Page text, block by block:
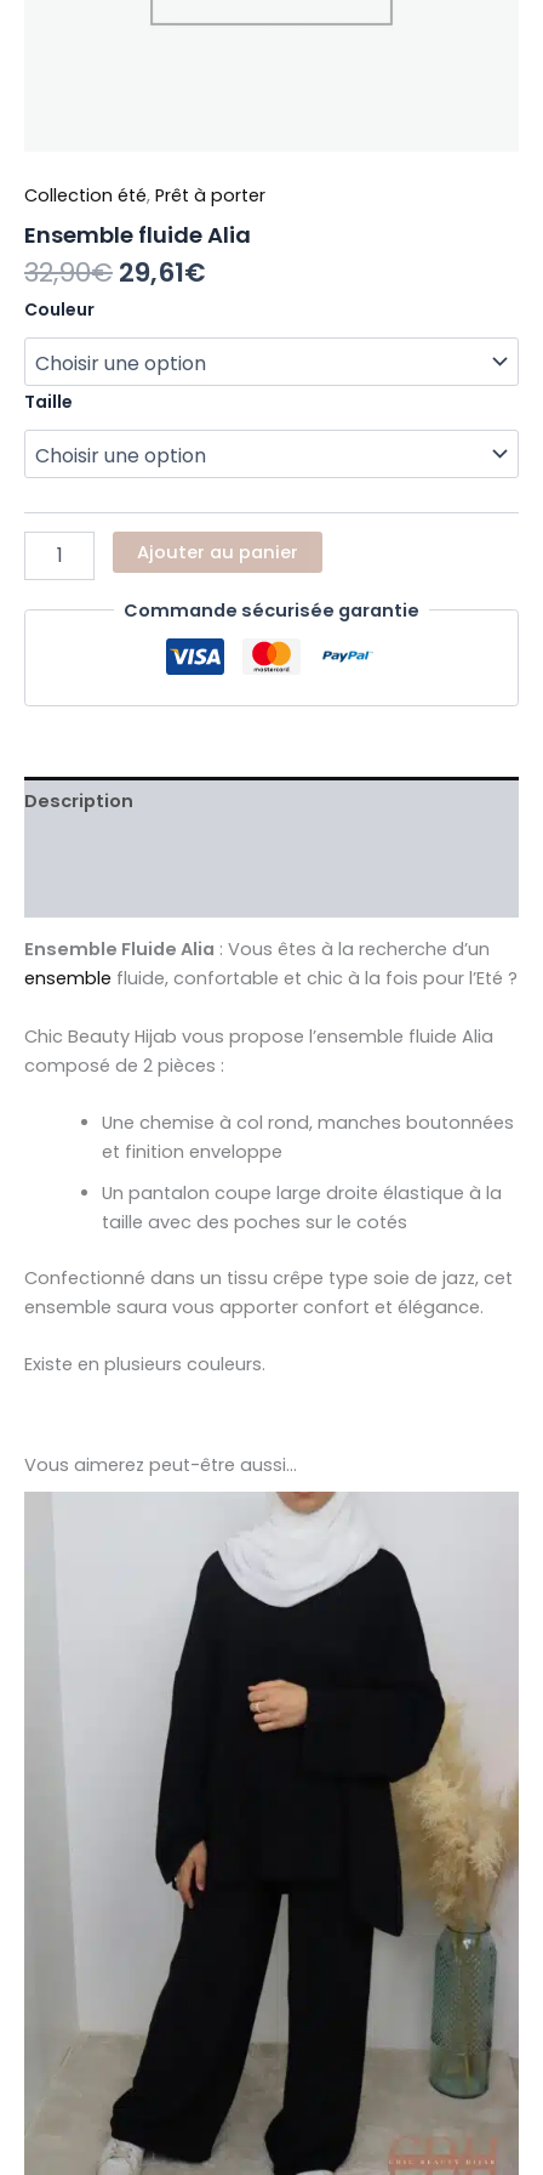
Collection été, Prêt à porter
Ensemble fluide Alia
32,90€29,61€
Couleur
Taille
Ajouter au panier
Commande sécurisée garantie
Description
Ensemble Fluide Alia : Vous êtes à la recherche d’un
ensemble fluide, confortable et chic à la fois pour l’Eté ?
Chic Beauty Hijab vous propose l’ensemble fluide Alia
composé de 2 pièces :
Une chemise à col rond, manches boutonnées
et finition enveloppe
Un pantalon coupe large droite élastique à la
taille avec des poches sur le cotés
Confectionné dans un tissu crêpe type soie de jazz, cet
ensemble saura vous apporter confort et élégance.
Existe en plusieurs couleurs.
Vous aimerez peut-être aussi…